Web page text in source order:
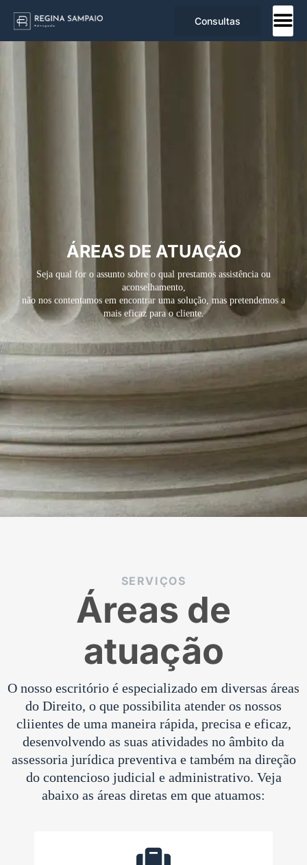
Consultas
ÁREAS DE ATUAÇÃO
Seja qual for o assunto sobre o qual prestamos assistência ou
aconselhamento,
não nos contentamos em encontrar uma solução, mas pretendemos a
mais eficaz para o cliente.
SERVIÇOS
Áreas de
atuação
O nosso escritório é especializado em diversas áreas
do Direito, o que possibilita atender os nossos
cliientes de uma maneira rápida, precisa e eficaz,
desenvolvendo as suas atividades no âmbito da
assessoria jurídica preventiva e também na direção
do contencioso judicial e administrativo. Veja
abaixo as áreas diretas em que atuamos: